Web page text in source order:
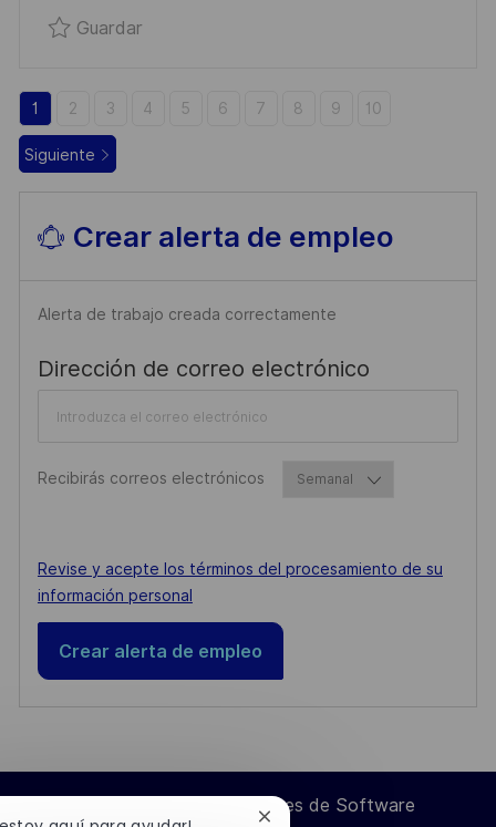
GuardarGuardar Tech Lead & Project Manager
1 2 3 4 5 6 7 8 9 10
Siguiente
Crear alerta de empleo
Alerta de trabajo creada correctamente
Dirección de correo electrónicoRequired
Recibirás correos electrónicosRequired
Required
Revise y acepte los términos del procesamiento de su
información personal
Crear alerta de empleo
Ingeniero de Componentes de Software